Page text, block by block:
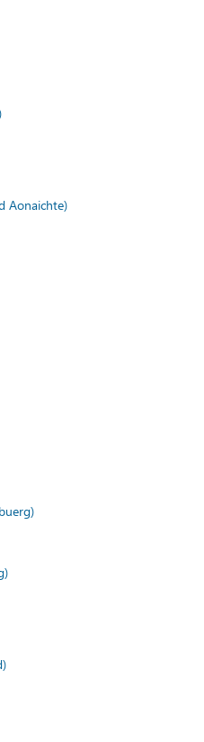
Aonaichte)